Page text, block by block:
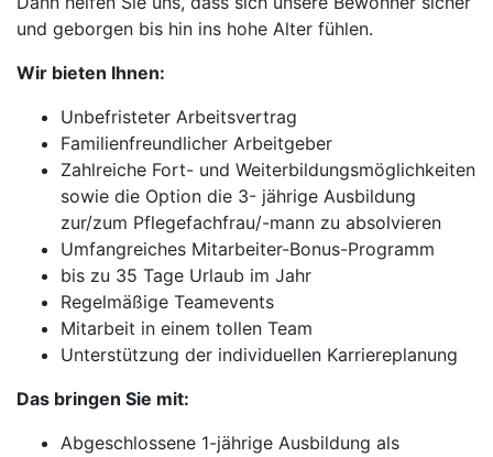
und geborgen bis hin ins hohe Alter fühlen.
Wir bieten Ihnen:
Unbefristeter Arbeitsvertrag
Familienfreundlicher Arbeitgeber
Zahlreiche Fort- und Weiterbildungsmöglichkeiten
sowie die Option die 3- jährige Ausbildung
zur/zum Pflegefachfrau/-mann zu absolvieren
Umfangreiches Mitarbeiter-Bonus-Programm
bis zu 35 Tage Urlaub im Jahr
Regelmäßige Teamevents
Mitarbeit in einem tollen Team
Unterstützung der individuellen Karriereplanung
Das bringen Sie mit:
Abgeschlossene 1-jährige Ausbildung als